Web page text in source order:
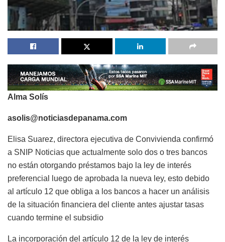
Alma Solís
asolis@noticiasdepanama.com
Elisa Suarez, directora ejecutiva de Convivienda confirmó
a SNIP Noticias que actualmente solo dos o tres bancos
no están otorgando préstamos bajo la ley de interés
preferencial luego de aprobada la nueva ley, esto debido
al artículo 12 que obliga a los bancos a hacer un análisis
de la situación financiera del cliente antes ajustar tasas
cuando termine el subsidio
La incorporación del artículo 12 de la ley de interés